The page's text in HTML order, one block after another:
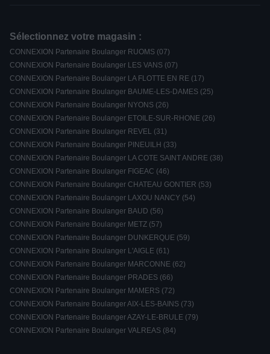
Sélectionnez votre magasin :
CONNEXION Partenaire Boulanger RUOMS (07)
CONNEXION Partenaire Boulanger LES VANS (07)
CONNEXION Partenaire Boulanger LA FLOTTE EN RE (17)
CONNEXION Partenaire Boulanger BAUME-LES-DAMES (25)
CONNEXION Partenaire Boulanger NYONS (26)
CONNEXION Partenaire Boulanger ETOILE-SUR-RHONE (26)
CONNEXION Partenaire Boulanger REVEL (31)
CONNEXION Partenaire Boulanger PINEUILH (33)
CONNEXION Partenaire Boulanger LA COTE SAINT ANDRE (38)
CONNEXION Partenaire Boulanger FIGEAC (46)
CONNEXION Partenaire Boulanger CHATEAU GONTIER (53)
CONNEXION Partenaire Boulanger LAXOU NANCY (54)
CONNEXION Partenaire Boulanger BAUD (56)
CONNEXION Partenaire Boulanger METZ (57)
CONNEXION Partenaire Boulanger DUNKERQUE (59)
CONNEXION Partenaire Boulanger L'AIGLE (61)
CONNEXION Partenaire Boulanger MARCONNE (62)
CONNEXION Partenaire Boulanger PRADES (66)
CONNEXION Partenaire Boulanger MAMERS (72)
CONNEXION Partenaire Boulanger AIX-LES-BAINS (73)
CONNEXION Partenaire Boulanger AZAY-LE-BRULE (79)
CONNEXION Partenaire Boulanger VALREAS (84)